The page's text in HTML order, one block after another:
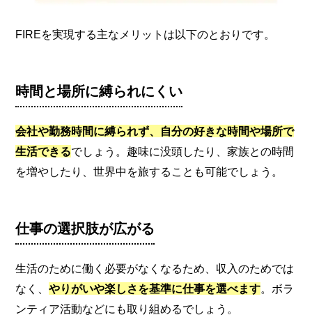
FIREを実現する主なメリットは以下のとおりです。
時間と場所に縛られにくい
会社や勤務時間に縛られず、自分の好きな時間や場所で
生活できるでしょう。趣味に没頭したり、家族との時間
を増やしたり、世界中を旅することも可能でしょう。
仕事の選択肢が広がる
生活のために働く必要がなくなるため、収入のためでは
なく、やりがいや楽しさを基準に仕事を選べます。ボラ
ンティア活動などにも取り組めるでしょう。